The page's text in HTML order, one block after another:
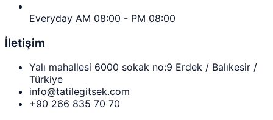
Everyday AM 08:00 - PM 08:00
İletişim
Yalı mahallesi 6000 sokak no:9 Erdek / Balıkesir /
Türkiye
info@tatilegitsek.com
+90 266 835 70 70